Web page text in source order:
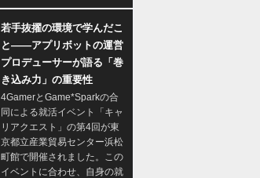
若手抜擢の環境で学んだこ
と――アプリボットの運営
プロデューサーが語る「巻
き込み力」の重要性
4GamerとGame*Sparkの合
同による就活イベント「キャ
リアクエスト」の第4回が東
京都立産業貿易センター浜松
町館で開催されました。この
イベントに合わせ、自身の就